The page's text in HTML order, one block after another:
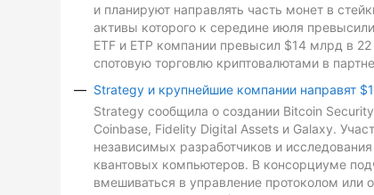
и планируют направлять часть монет в
активы которого к середине июля
ETF и ETP компании превысил $14 млрд в
спотовую торговлю криптовалютами в
Strategy и крупнейшие компании направят
Strategy сообщила о создании Bitcoin
Coinbase, Fidelity Digital Assets и Galaxy.
независимых разработчиков и
квантовых компьютеров. В консорциуме
вмешиваться в управление протоколом или